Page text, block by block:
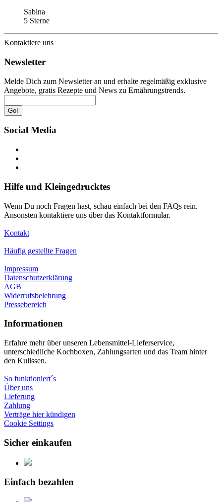
Sabina
5 Sterne
Kontaktiere uns
Newsletter
Melde Dich zum Newsletter an und erhalte regelmäßig exklusive
Angebote, gratis Rezepte und News zu Ernährungstrends.
Go!
Social Media
Hilfe und Kleingedrucktes
Wenn Du noch Fragen hast, schau einfach bei den FAQs rein.
Ansonsten kontaktiere uns über das Kontaktformular.
Kontakt
Häufig gestellte Fragen
Impressum
Datenschutzerklärung
AGB
Widerrufsbelehrung
Pressebereich
Informationen
Erfahre mehr über unseren Lebensmittel-Lieferservice,
unterschiedliche Kochboxen, Zahlungsarten und das Team hinter
den Kulissen.
So funktioniert´s
Über uns
Lieferung
Zahlung
Verträge hier kündigen
Cookie Settings
Sicher einkaufen
Einfach bezahlen